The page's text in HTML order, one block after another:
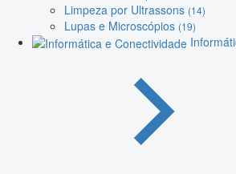
Limpeza por Ultrassons (14)
Lupas e Microscópios (19)